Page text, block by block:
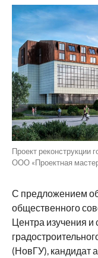
Проект реконструкции
ООО «Проектная
С предложением
общественного
Центра изучения и
(НовГУ), кандидат